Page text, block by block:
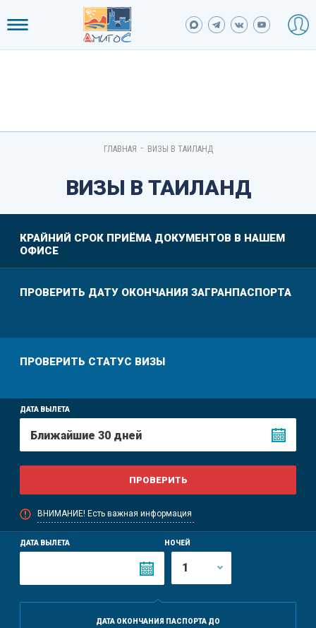
ГЛАВНАЯ - ВИЗЫ В ТАИЛАНД
ВИЗЫ В ТАИЛАНД
КРАЙНИЙ СРОК ПРИЁМА ДОКУМЕНТОВ В НАШЕМ
ОФИСЕ
ПРОВЕРИТЬ ДАТУ ОКОНЧАНИЯ ЗАГРАНПАСПОРТА
ПРОВЕРИТЬ CТАТУС ВИЗЫ
ДАТА ВЫЛЕТА
ВНИМАНИЕ! Есть важная информация
ДАТА ВЫЛЕТА НОЧЕЙ
ДАТА ОКОНЧАНИЯ ПАСПОРТА ДО